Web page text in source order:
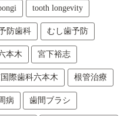
tooth longevity
防歯科 むし歯予防
本木 宮下裕志
際歯科六本木 根管治療
病 歯間ブラシ